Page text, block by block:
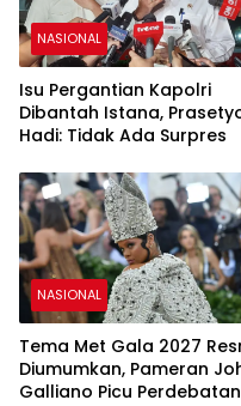
NASIONAL
Isu Pergantian Kapolri
Dibantah Istana,
Hadi: Tidak Ada Surpres
NASIONAL
Tema Met Gala 2027
Diumumkan, Pameran
Galliano Picu Perdebatan